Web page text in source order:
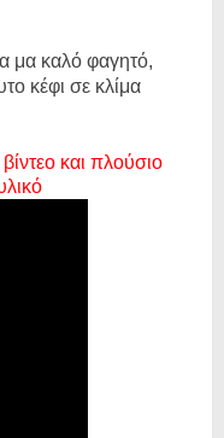
μα καλό φαγητό,
κέφι σε κλίμα
και πλούσιο